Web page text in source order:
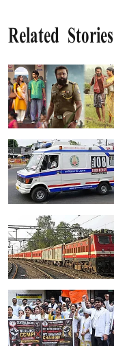
Related Stories